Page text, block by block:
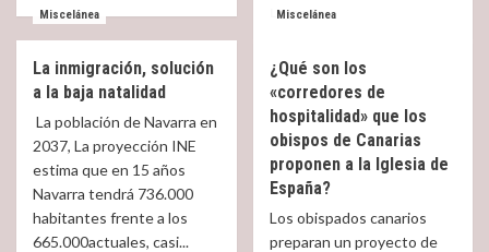
about
miseria
afectiva
muchas
mujeres
migrantes
Leer másRead
Una
película
sobre
inmiración
un
cine
de
Pamplona
Miscelánea
La inmigración, solución
a la baja natalidad
La población de Navarra en
2037, La proyección INE
estima que en 15 años
Navarra tendrá 736.000
habitantes frente a los
665.000actuales, casi...
Miscelánea
¿Qué son los
«corredores de
hospitalidad» que los
obispos de Canarias
proponen a la Iglesia de
España?
Los obispados canarios
preparan un proyecto de